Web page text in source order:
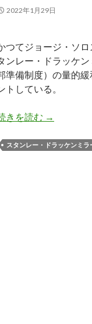
2022年1月29日
つてジョージ・ソ
ンレー・ドラッケ
準備制度）の量的
トしている。
きを読む 資本主義
→
スタンレー・ドラッケンミラ